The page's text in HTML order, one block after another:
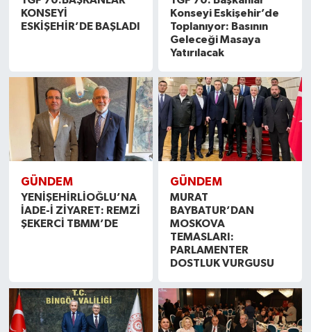
KONSEYİ
ESKİŞEHİR’DE BAŞLADI
Konseyi Eskişehir’de
Toplanıyor: Basının
Geleceği Masaya
Yatırılacak
GÜNDEM
YENİŞEHİRLİOĞLU’NA
İADE-İ ZİYARET: REMZİ
ŞEKERCİ TBMM’DE
GÜNDEM
MURAT
BAYBATUR’DAN
MOSKOVA
TEMASLARI:
PARLAMENTER
DOSTLUK VURGUSU